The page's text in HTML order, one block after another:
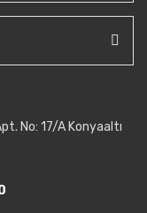
No: 17/A Konyaaltı